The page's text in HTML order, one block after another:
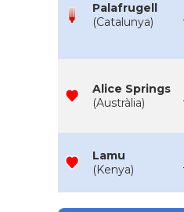
Palafrugell
(Catalunya)
Alice Springs
(Austràlia)
Lamu
(Kenya)